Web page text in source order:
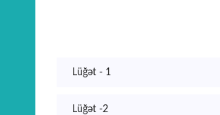
Lüğət - 1
Lüğət -2